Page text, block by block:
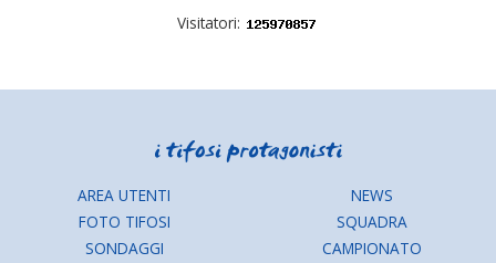
Visitatori:
AREA UTENTI
FOTO TIFOSI
SONDAGGI
NEWS
SQUADRA
CAMPIONATO